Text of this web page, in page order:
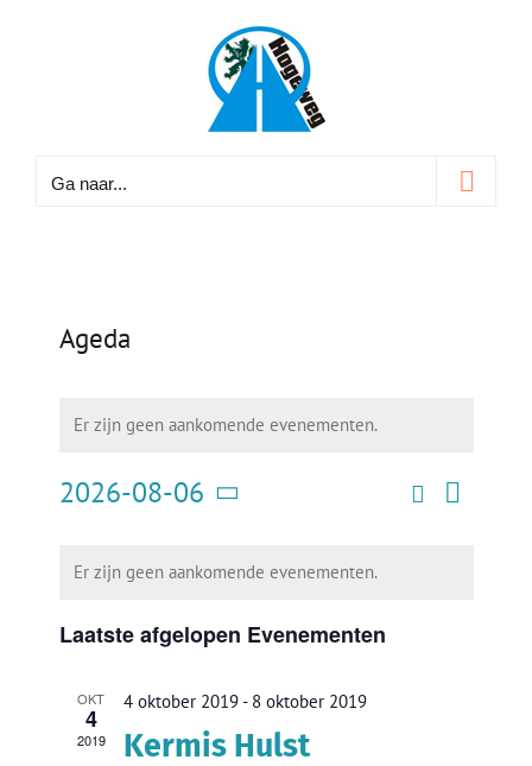
Ga naar...
Ageda
Er zijn geen aankomende evenementen.
ZoekenMaand
2026-08-06
datum.
Kalender
van
Er zijn geen aankomende evenementen.
Laatste afgelopen Evenementen
OKT
4
2019
4 oktober 2019- 8 oktober 2019
Kermis Hulst